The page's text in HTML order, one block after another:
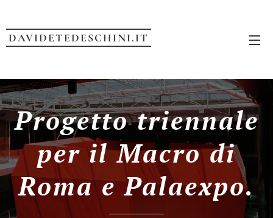
DAVIDETEDESCHINI.IT
Progetto triennale
per il Macro di
Roma e Palaexpo.